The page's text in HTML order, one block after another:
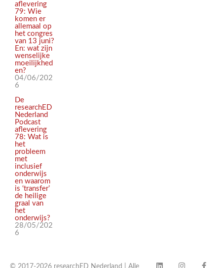
aflevering
79: Wie
komen er
allemaal op
het congres
van 13 juni?
En: wat zijn
wenselijke
moeilijkhed
en?
04/06/202
6
De
researchED
Nederland
Podcast
aflevering
78: Wat is
het
probleem
met
inclusief
onderwijs
en waarom
is ‘transfer’
de heilige
graal van
het
onderwijs?
28/05/202
6
© 2017-2026 researchED Nederland | Alle